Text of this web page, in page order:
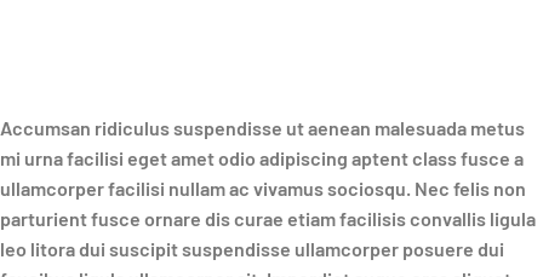
Accumsan ridiculus suspendisse ut aenean malesuada metus
mi urna facilisi eget amet odio adipiscing aptent class fusce a
ullamcorper facilisi nullam ac vivamus sociosqu. Nec felis non
parturient fusce ornare dis curae etiam facilisis convallis ligula
leo litora dui suscipit suspendisse ullamcorper posuere dui